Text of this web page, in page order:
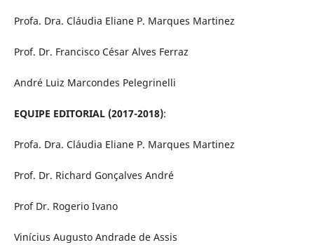
Profa. Dra. Cláudia Eliane P. Marques Martinez
Prof. Dr. Francisco César Alves Ferraz
André Luiz Marcondes Pelegrinelli
EQUIPE EDITORIAL (2017-2018):
Profa. Dra. Cláudia Eliane P. Marques Martinez
Prof. Dr. Richard Gonçalves André
Prof Dr. Rogerio Ivano
Vinícius Augusto Andrade de Assis